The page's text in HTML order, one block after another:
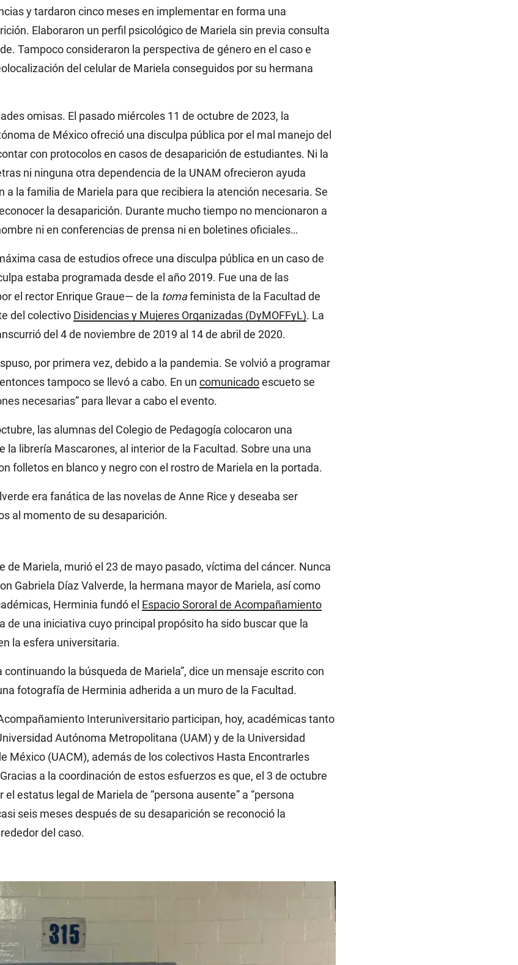
y tardaron cinco meses en implementar en forma una
Elaboraron un perfil psicológico de Mariela sin previa consulta
Tampoco consideraron la perspectiva de género en el caso e
del celular de Mariela conseguidos por su hermana
omisas. El pasado miércoles 11 de octubre de 2023, la
de México ofreció una disculpa pública por el mal manejo del
con protocolos en casos de desaparición de estudiantes. Ni la
ni ninguna otra dependencia de la UNAM ofrecieron ayuda
a la familia de Mariela para que recibiera la atención necesaria. Se
la desaparición. Durante mucho tiempo no mencionaron a
ni en conferencias de prensa ni en boletines oficiales…
casa de estudios ofrece una disculpa pública en un caso de
estaba programada desde el año 2019. Fue una de las
el rector Enrique Graue— de la tomafeminista de la Facultad de
del colectivo Disidencias y Mujeres Organizadas (DyMOFFyL). La
del 4 de noviembre de 2019 al 14 de abril de 2020.
por primera vez, debido a la pandemia. Se volvió a programar
tampoco se llevó a cabo. En un comunicadoescueto se
necesarias” para llevar a cabo el evento.
las alumnas del Colegio de Pedagogía colocaron una
la librería Mascarones, al interior de la Facultad. Sobre una una
folletos en blanco y negro con el rostro de Mariela en la portada.
era fanática de las novelas de Anne Rice y deseaba ser
al momento de su desaparición.
de Mariela, murió el 23 de mayo pasado, víctima del cáncer. Nunca
Gabriela Díaz Valverde, la hermana mayor de Mariela, así como
Herminia fundó el Espacio Sororal de Acompañamiento
de una iniciativa cuyo principal propósito ha sido buscar que la
la esfera universitaria.
la búsqueda de Mariela”, dice un mensaje escrito con
fotografía de Herminia adherida a un muro de la Facultad.
Interuniversitario participan, hoy, académicas tanto
Autónoma Metropolitana (UAM) y de la Universidad
México (UACM), además de los colectivos Hasta Encontrarles
Gracias a la coordinación de estos esfuerzos es que, el 3 de octubre
estatus legal de Mariela de “persona ausente” a “persona
seis meses después de su desaparición se reconoció la
del caso.